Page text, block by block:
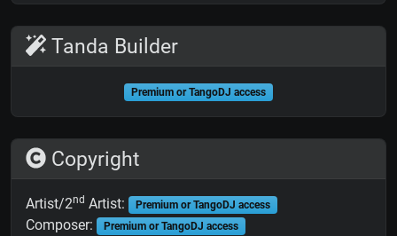
Tanda Builder
Premium or TangoDJ access
Copyright
Artist/2nd Artist: Premium or TangoDJ access
Composer: Premium or TangoDJ access